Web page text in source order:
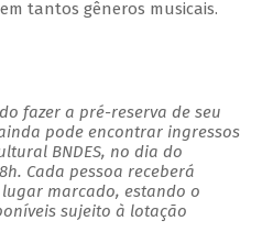
tantos gêneros musicais.
fazer a pré-reserva de seu
pode encontrar ingressos
BNDES, no dia do
Cada pessoa receberá
marcado, estando o
sujeito à lotação